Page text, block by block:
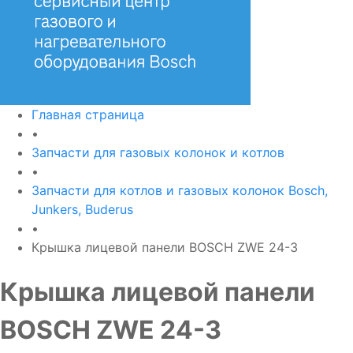
Главная страница
•
Запчасти для газовых колонок и котлов
•
Запчасти для котлов и газовых колонок Bosch,
Junkers, Buderus
•
Крышка лицевой панели BOSCH ZWE 24-3
Крышка лицевой панели
BOSCH ZWE 24-3